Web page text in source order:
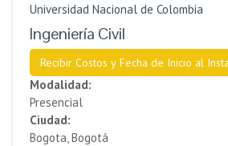
Universidad Nacional de Colombia
Ingeniería Civil
Recibir Costos y Fecha de Inicio al
Modalidad:
Presencial
Ciudad:
Bogota, Bogotá